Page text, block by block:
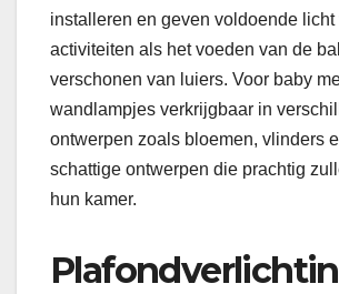
installeren en geven voldoende licht
activiteiten als het voeden van de
verschonen van luiers. Voor baby
wandlampjes verkrijgbaar in
ontwerpen zoals bloemen, vlinders
schattige ontwerpen die prachtig
hun kamer.